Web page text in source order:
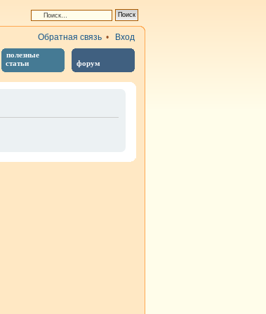
полезные
статьи
форум
Обратная связь • Вход